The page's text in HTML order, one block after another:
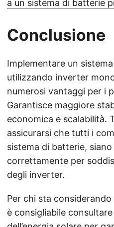
a un sistema di batterie
Conclusione
Implementare un
utilizzando inverter
numerosi vantaggi per i
Garantisce maggiore
economica e scalabilità.
assicurarsi che tutti i
sistema di batterie,
correttamente per
degli inverter.
Per chi sta
è consigliabile